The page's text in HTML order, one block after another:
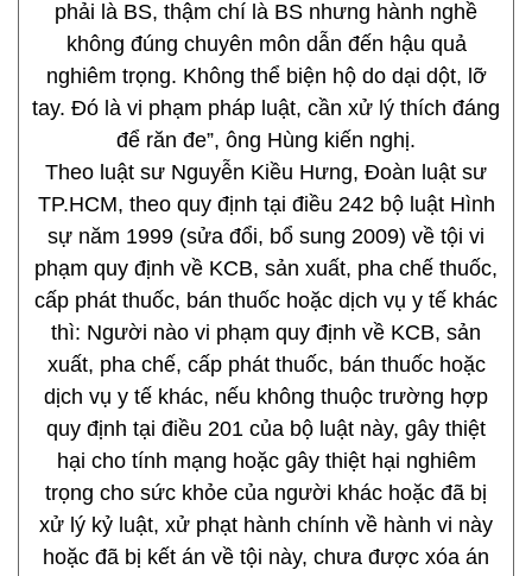
phải là BS, thậm chí là BS nhưng hành nghề
không đúng chuyên môn dẫn đến hậu quả
nghiêm trọng. Không thể biện hộ do dại dột, lỡ
tay. Đó là vi phạm pháp luật, cần xử lý thích đáng
để răn đe”, ông Hùng kiến nghị.
Theo luật sư Nguyễn Kiều Hưng, Đoàn luật sư
TP.HCM, theo quy định tại điều 242 bộ luật Hình
sự năm 1999 (sửa đổi, bổ sung 2009) về tội vi
phạm quy định về KCB, sản xuất, pha chế thuốc,
cấp phát thuốc, bán thuốc hoặc dịch vụ y tế khác
thì: Người nào vi phạm quy định về KCB, sản
xuất, pha chế, cấp phát thuốc, bán thuốc hoặc
dịch vụ y tế khác, nếu không thuộc trường hợp
quy định tại điều 201 của bộ luật này, gây thiệt
hại cho tính mạng hoặc gây thiệt hại nghiêm
trọng cho sức khỏe của người khác hoặc đã bị
xử lý kỷ luật, xử phạt hành chính về hành vi này
hoặc đã bị kết án về tội này, chưa được xóa án